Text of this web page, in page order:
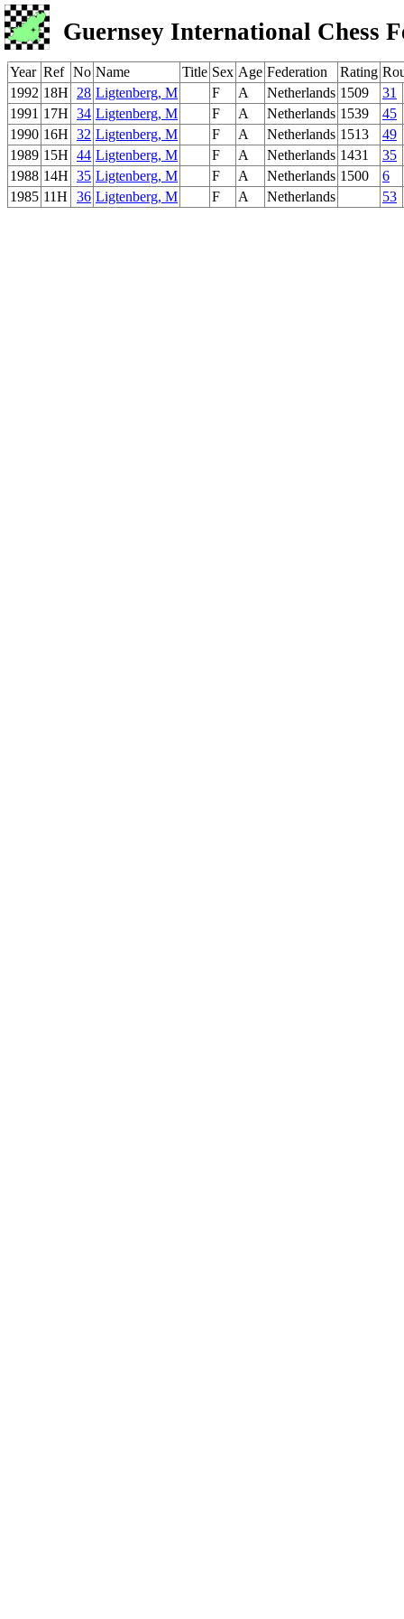
Guernsey International Chess
Year Ref No Name Title Sex Age Federation Rating
1992 18H 28 Ligtenberg, M F A Netherlands 1509
31
1991 17H 34 Ligtenberg, M F A Netherlands 1539
45
1990 16H 32 Ligtenberg, M F A Netherlands 1513
49
1989 15H 44 Ligtenberg, M F A Netherlands 1431
35
1988 14H 35 Ligtenberg, M F A Netherlands 1500
6
1985 11H 36 Ligtenberg, M F A Netherlands 53